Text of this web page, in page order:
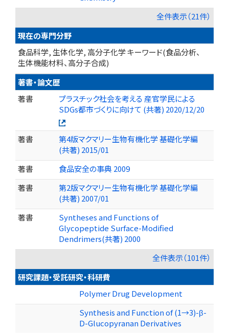
全件表示（21件）
現在の専門分野
食品科学, 生体化学, 高分子化学 キーワード(食品分析、
生体機能材料、高分子合成)
著書・論文歴
著書
プラスチック社会を考える 産官学民による
SDGs都市づくりに向けて (共著) 2020/12/20
著書
第4版マクマリー生物有機化学 基礎化学編
(共著) 2015/01
著書
食品安全の事典 2009
著書
第2版マクマリー生物有機化学 基礎化学編
(共著) 2007/01
著書
Syntheses and Functions of
Glycopeptide Surface-Modified
Dendrimers(共著) 2000
全件表示（101件）
研究課題・受託研究・科研費
Polymer Drug Development
Synthesis and Function of (1→3)-β-
D-Glucopyranan Derivatives